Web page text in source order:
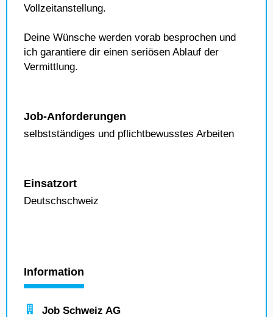
Vollzeitanstellung.
Deine Wünsche werden vorab besprochen und
ich garantiere dir einen seriösen Ablauf der
Vermittlung.
Job-Anforderungen
selbstständiges und pflichtbewusstes Arbeiten
Einsatzort
Deutschschweiz
Information
Job Schweiz AG